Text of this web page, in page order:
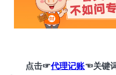
点击☞代理记账☜关键